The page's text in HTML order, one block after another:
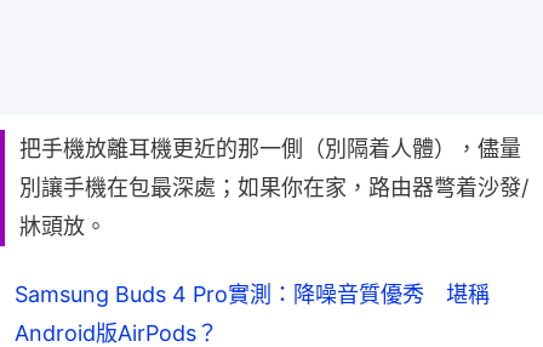
把手機放離耳機更近的那一側（別隔着人體），儘量
別讓手機在包最深處；如果你在家，路由器彆着沙發/
牀頭放。
Samsung Buds 4 Pro實測：降噪音質優秀 堪稱
Android版AirPods？